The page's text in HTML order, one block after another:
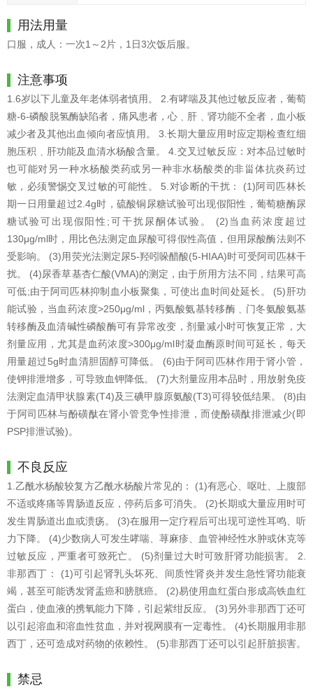
用法用量
口服，成人：一次1～2片，1日3次饭后服。
注意事项
1.6岁以下儿童及年老体弱者慎用。 2.有哮喘及其他过敏反应者，葡萄
糖-6-磷酸脱氢酶缺陷者，痛风患者，心﹑肝﹑肾功能不全者，血小板
减少者及其他出血倾向者应慎用。 3.长期大量应用时应定期检查红细
胞压积﹑肝功能及血清水杨酸含量。 4.交叉过敏反应：对本品过敏时
也可能对另一种水杨酸类药或另一种非水杨酸类的非甾体抗炎药过
敏，必须警惕交叉过敏的可能性。 5.对诊断的干扰： (1)阿司匹林长
期一日用量超过2.4g时，硫酸铜尿糖试验可出现假阳性，葡萄糖酶尿
糖试验可出现假阳性;可干扰尿酮体试验。 (2)当血药浓度超过
130μg/ml时，用比色法测定血尿酸可得假性高值，但用尿酸酶法则不
受影响。 (3)用荧光法测定尿5-羟吲哚醋酸(5-HIAA)时可受阿司匹林干
扰。 (4)尿香草基杏仁酸(VMA)的测定，由于所用方法不同，结果可高
可低;由于阿司匹林抑制血小板聚集，可使出血时间处延长。 (5)肝功
能试验，当血药浓度>250μg/ml，丙氨酸氨基转移酶﹑门冬氨酸氨基
转移酶及血清碱性磷酸酶可有异常改变，剂量减小时可恢复正常，大
剂量应用，尤其是血药浓度>300μg/ml时凝血酶原时间可延长，每天
用量超过5g时血清胆固醇可降低。 (6)由于阿司匹林作用于肾小管，
使钾排泄增多，可导致血钾降低。 (7)大剂量应用本品时，用放射免疫
法测定血清甲状腺素(T4)及三碘甲腺原氨酸(T3)可得较低结果。 (8)由
于阿司匹林与酚磺酞在肾小管竞争性排泄，而使酚磺酞排泄减少(即
PSP排泄试验)。
不良反应
1.乙酰水杨酸较复方乙酰水杨酸片常见的： (1)有恶心、呕吐、上腹部
不适或疼痛等胃肠道反应，停药后多可消失。 (2)长期或大量应用时可
发生胃肠道出血或溃疡。 (3)在服用一定疗程后可出现可逆性耳鸣、听
力下降。 (4)少数病人可发生哮喘、荨麻疹、血管神经性水肿或休克等
过敏反应，严重者可致死亡。 (5)剂量过大时可致肝肾功能损害。 2.
非那西丁： (1)可引起肾乳头坏死、间质性肾炎并发生急性肾功能衰
竭，甚至可能诱发肾盂癌和膀胱癌。 (2)易使用血红蛋白形成高铁血红
蛋白，使血液的携氧能力下降，引起紫绀反应。 (3)另外非那西丁还可
以引起溶血和溶血性贫血，并对视网膜有一定毒性。 (4)长期服用非那
西丁，还可造成对药物的依赖性。 (5)非那西丁还可以引起肝脏损害。
禁忌